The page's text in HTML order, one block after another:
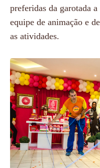
preferidas da garotada
equipe de animação e
as atividades.